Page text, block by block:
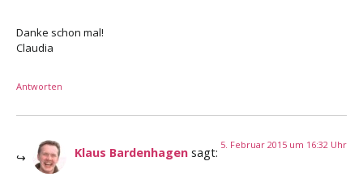
Danke schon mal!
Claudia
Antworten
Klaus Bardenhagen sagt:
5. Februar 2015 um 16:32 Uhr